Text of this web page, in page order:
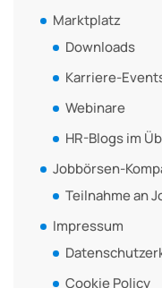
Marktplatz
Downloads
Karriere-
Webinare
HR-Blogs im
Jobbörsen-
Teilnahme an
Impressum
Cookie Policy